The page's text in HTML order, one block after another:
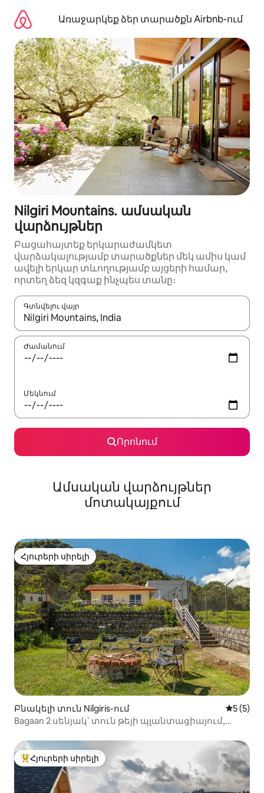
բովանդակությանըԱռաջարկեք ձեր տարածքն Airbnb-ում
Nilgiri Mountains․ ամսական
վարձույթներ
Բացահայտեք երկարաժամկետ
վարձակալությամբ տարածքներ մեկ ամիս կամ
ավելի երկար տևողությամբ այցերի համար,
որտեղ ձեզ կզգաք ինչպես տանը։
Գտնվելու վայր
Երբ արդյունքները հասանելի լինեն, սլաքների
Ժամանում
Մեկնում
Որոնում
Ամսական վարձույթներ
մոտակայքում
Հյուրերի սիրելի
Հյուրերի սիրելի
Բնակելի տուն Nilgiris-ում Միջին
5 (5)
Bagaan 2 սենյակ՝ տուն թեյի պլանտացիայում,
Հյուրերի սիրելի լավագույն տները
Հյուրերի սիրելի